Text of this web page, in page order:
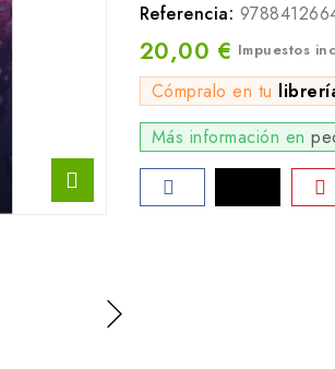
Referencia:
20,00 € Impuestos
Cómpralo en tu
Más información en